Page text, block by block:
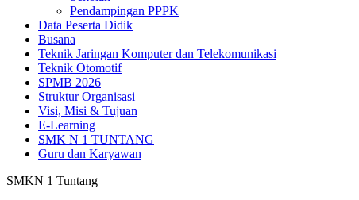
Pendampingan PPPK
Data Peserta Didik
Busana
Teknik Jaringan Komputer dan Telekomunikasi
Teknik Otomotif
SPMB 2026
Struktur Organisasi
Visi, Misi & Tujuan
E-Learning
SMK N 1 TUNTANG
Guru dan Karyawan
SMKN 1 Tuntang